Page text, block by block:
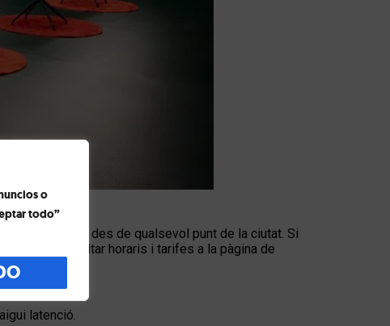
o
todo”
és molt fàcil des de qualsevol punt de la ciutat. Si
Pots consultar horaris i tarifes a la pàgina de
latenció.